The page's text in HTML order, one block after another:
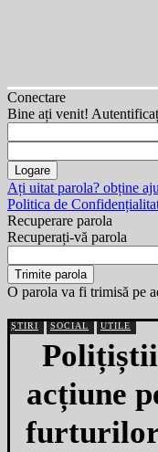
Conectare
Bine ați venit!
Ați uitat parola? obține
Politica de
Recuperare parola
Recuperați-vă parola
O parola va fi trimisă pe
ȘTIRI SOCIAL UTILE
acțiune
furturilor